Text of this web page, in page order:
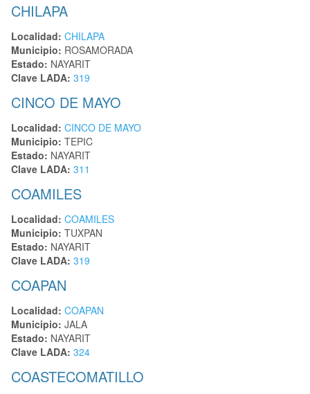
CHILAPA
Localidad: CHILAPA
Municipio: ROSAMORADA
Estado: NAYARIT
Clave LADA: 319
CINCO DE MAYO
Localidad: CINCO DE MAYO
Municipio: TEPIC
Estado: NAYARIT
Clave LADA: 311
COAMILES
Localidad: COAMILES
Municipio: TUXPAN
Estado: NAYARIT
Clave LADA: 319
COAPAN
Localidad: COAPAN
Municipio: JALA
Estado: NAYARIT
Clave LADA: 324
COASTECOMATILLO